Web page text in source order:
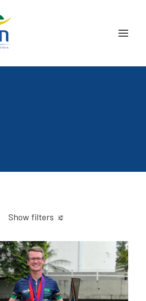
Show filters